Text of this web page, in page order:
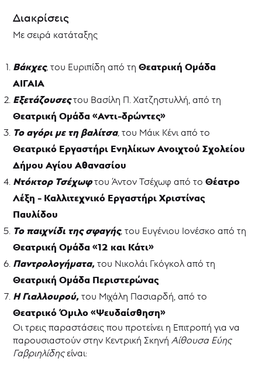
Διακρίσεις
Με σειρά κατάταξης
Βάκχες,του Ευριπίδη από τηΘεατρική Ομάδα
ΑΙΓΑΙΑ
Εξετάζουσεςτου Βασίλη Π. Χατζηστυλλή, από τη
Θεατρική Ομάδα «Αντι-δρώντες»
Το αγόρι με τη βαλίτσα,του Μάικ Κένι από το
Θεατρικό Εργαστήρι Ενηλίκων Ανοιχτού Σχολείου
Δήμου Αγίου Αθανασίου
Ντόκτορ Τσέχωφτου Άντον Τσέχωφ από τοΘέατρο
Λέξη - Καλλιτεχνικό Εργαστήρι Χριστίνας
Παυλίδου
Το παιχνίδι της σφαγής,του Ευγένιου Ιονέσκο από τη
Θεατρική Ομάδα «12 και Κάτι»
Παντρολογήματα, του Νικολάι Γκόγκολ από τη
Θεατρική Ομάδα Περιστερώνας
Η Γιαλλουρού, του Μιχάλη Πασιαρδή, από το
Θεατρικό Όμιλο «Ψευδαίσθηση»
Οι τρεις παραστάσεις που προτείνει η Επιτροπή για να
παρουσιαστούν στην Κεντρική ΣκηνήΑίθουσα Εύης
Γαβριηλίδης είναι:
Ερασιτεχνικού
Θεάτρου
31ο
Φεστιβάλ
Ερασιτεχνικού
Θεάτρου
Θεατρική
γραφή
Θεατρικό
Καταφύγιο
Θεατρικό
Μουσείο
Κύπρου
Επιχορηγήσεις
ΘΥΜΕΛΗ
Νέα